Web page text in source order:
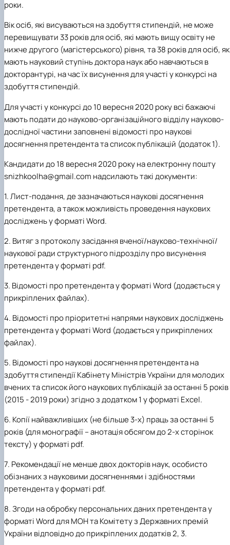
Кафедра технології зберігання, переробки та
стандартизації продукції рослинницт…
Вчена рада агробіологічного факультету
Колегіальні органи
Рада роботодавців агробіологічного
факультету
Рада аспірантів агробіологічного
факультету
Сенат студентської організації
агробіологічного факультету
Рада молодих вчених НДІ рослинництва та
ґрунтознавства агробіологічного факульт…
роки.
Вік осіб, які висуваються на здобуття стипендій, не може
перевищувати 33 років для осіб, які мають вищу освіту не
нижче другого (магістерського) рівня, та 38 років для осіб,
мають науковий ступінь доктора наук або навчаються в
докторантурі, на час їх висунення для участі у конкурсі на
здобуття стипендій.
Для участі у конкурсі до 10 вересня 2020 року всі бажаючі
мають подати до науково-організаційного відділу науково-
дослідної частини заповнені відомості про наукові
досягнення претендента та список публікацій (додаток 1).
Кандидати до 18 вересня 2020 року на електронну пошту
snizhkoolha@gmail.com надсилають такі документи:
1. Лист-подання, де зазначаються наукові досягнення
претендента, а також можливість проведення наукових
досліджень у форматі Word.
2. Витяг з протоколу засідання вченої/науково-технічної/
наукової ради структурного підрозділу про висунення
претендента у форматі pdf.
3. Відомості про претендента у форматі Word (додається у
прикріплених файлах).
4. Відомості про пріоритетні напрями наукових досліджень
претендента у форматі Word (додається у прикріплених
файлах).
5. Відомості про наукові досягнення претендента на
здобуття стипендії Кабінету Міністрів України для молодих
вчених та список його наукових публікацій за останні 5 років
(2015 - 2019 роки) згідно з додатком 1 у форматі Excel.
6. Копії найважливіших (не більше 3-х) праць за останні 5
років (для монографії – анотація обсягом до 2-х сторінок
тексту) у форматі pdf.
7. Рекомендації не менше двох докторів наук, особисто
обізнаних з науковими досягненнями і здібностями
претендента у форматі pdf.
8.Згоди на обробку персональних даних претендента у
форматі Word для МОН та Комітету з Державних премій
України відповідно до прикріплених додатків 2, 3.